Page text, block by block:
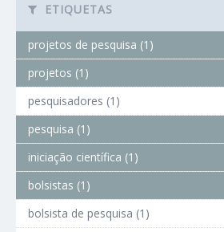
ETIQUETAS
projetos de pesquisa (1)
projetos (1)
pesquisadores (1)
pesquisa (1)
iniciação científica (1)
bolsistas (1)
bolsista de pesquisa (1)